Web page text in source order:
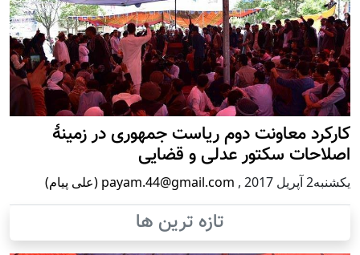
کارکرد معاونت دوم ریاست جمهوری در زمینۀ
اصلاحات سکتور عدلی و قضایی
يكشنبه2 آپریل 2017 , payam.44@gmail.com (علی پیام)
تازه ترین ها